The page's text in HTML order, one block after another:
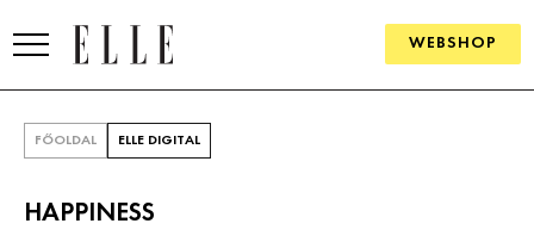
WEBSHOP
FŐOLDAL ELLE DIGITAL
HAPPINESS